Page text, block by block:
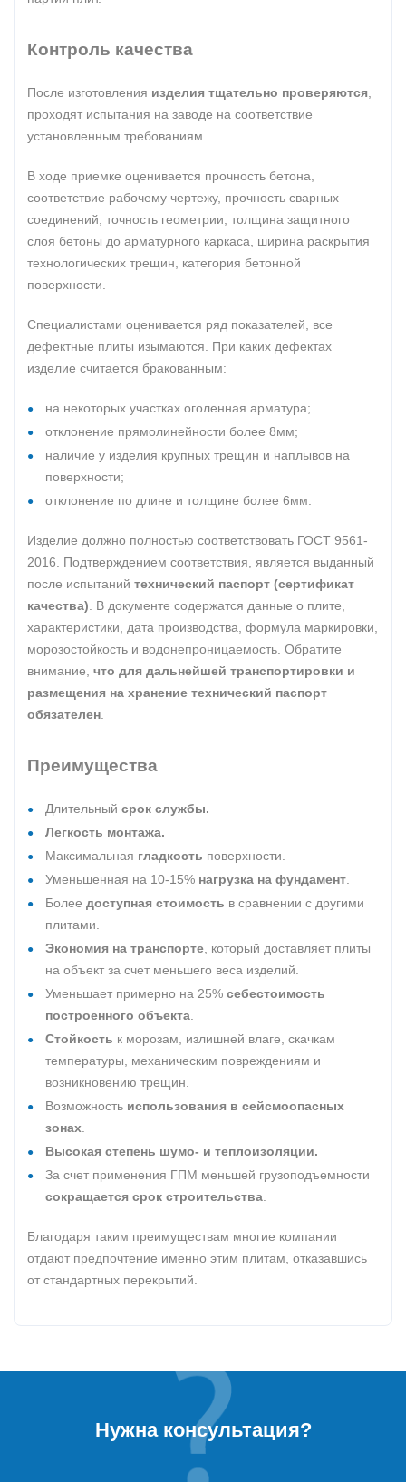
Контроль качества
После изготовления изделия тщательно проверяются
проходят испытания на заводе на соответствие
установленным требованиям.
В ходе приемке оценивается прочность бетона,
соответствие рабочему чертежу, прочность сварных
соединений, точность геометрии, толщина защитного
слоя бетоны до арматурного каркаса, ширина раскрытия
технологических трещин, категория бетонной
поверхности.
Специалистами оценивается ряд показателей, все
дефектные плиты изымаются. При каких дефектах
изделие считается бракованным:
на некоторых участках оголенная арматура;
отклонение прямолинейности более 8мм;
наличие у изделия крупных трещин и наплывов на
поверхности;
отклонение по длине и толщине более 6мм.
Изделие должно полностью соответствовать ГОСТ 9561-
2016. Подтверждением соответствия, является выданный
после испытаний технический паспорт (сертификат
качества) . В документе содержатся данные о плите,
характеристики, дата производства, формула маркировки,
морозостойкость и водонепроницаемость. Обратите
внимание, что для дальнейшей транспортировки и
размещения на хранение технический паспорт
обязателен
Преимущества
Длительный срок службы.
Легкость монтажа.
Максимальная гладкость поверхности.
Уменьшенная на 10-15% нагрузка на фундамент
Более доступная стоимость в сравнении с другими
плитами.
Экономия на транспорте , который доставляет плиты
на объект за счет меньшего веса изделий.
Уменьшает примерно на 25% себестоимость
построенного объекта
Стойкость к морозам, излишней влаге, скачкам
температуры, механическим повреждениям и
возникновению трещин.
Возможность использования в сейсмоопасных
зонах
Высокая степень шумо- и теплоизоляции.
За счет применения ГПМ меньшей грузоподъемности
сокращается срок строительства
Благодаря таким преимуществам многие компании
отдают предпочтение именно этим плитам, отказавшись
от стандартных перекрытий.
Нужна консультация?